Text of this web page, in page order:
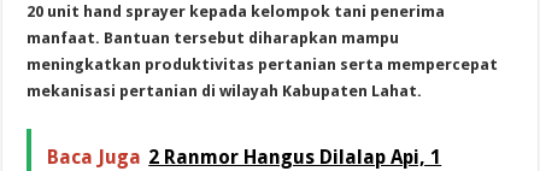
20 unit hand sprayer kepada kelompok tani penerima
manfaat. Bantuan tersebut diharapkan mampu
meningkatkan produktivitas pertanian serta mempercepat
mekanisasi pertanian di wilayah Kabupaten Lahat.
Baca Juga 2 Ranmor Hangus Dilalap Api, 1